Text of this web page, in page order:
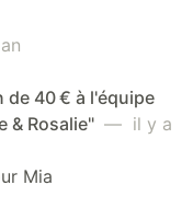
de 40 € à l'équipe
& Rosalie" — il y a
Mia